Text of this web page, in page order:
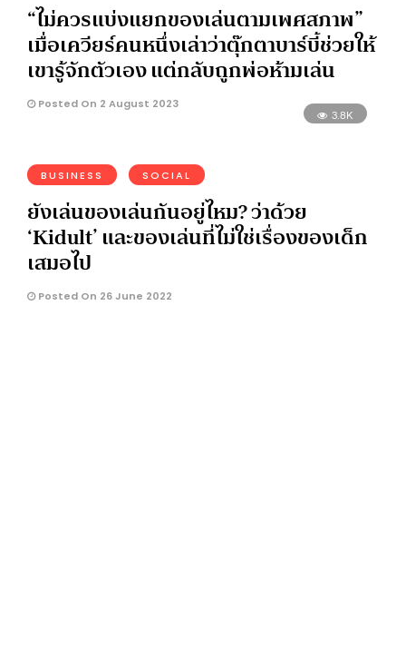
“ไม่ควรแบ่งแยกของเล่นตามเพศสภาพ”
เมื่อเควียร์คนหนึ่งเล่าว่าตุ๊กตาบาร์บี้ช่วยให้
เขารู้จักตัวเอง แต่กลับถูกพ่อห้ามเล่น
Posted On 2 August 2023
3.8K
BUSINESS SOCIAL
ยังเล่นของเล่นกันอยู่ไหม? ว่าด้วย
‘Kidult’ และของเล่นที่ไม่ใช่เรื่องของเด็ก
เสมอไป
Posted On 26 June 2022